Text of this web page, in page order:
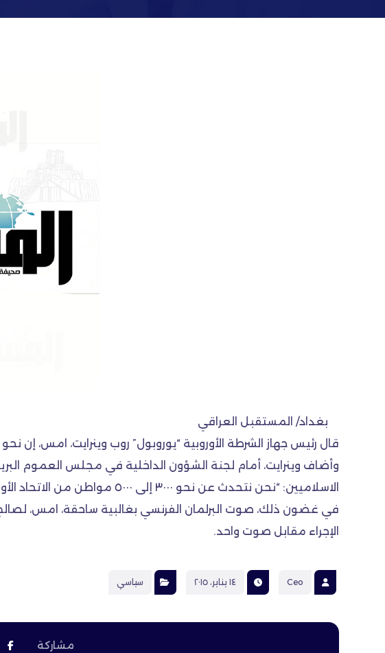
بغداد/ المستقبل العراقي
قال رئيس جهاز الشرطة الأوروبية “يوروبول” روب وينرايت، امس، إن نحو ٥٠٠٠ من مواطني الاتحاد الأوروبي انضموا إلى صفوف الحركات “الجهادية”.
وأضاف وينرايت، أمام لجنة الشؤون الداخلية في مجلس العموم
الاسلاميين: “نحن نتحدث عن نحو ٣٠٠٠ إلى ٥٠٠٠ مواطن من الاتحاد الأوروبي”.
الإجراء مقابل صوت واحد.
Ceo ١٤ يناير، ٢٠١٥ سياسي